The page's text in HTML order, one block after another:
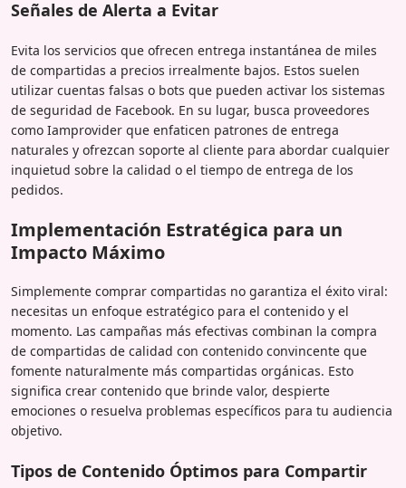
Señales de Alerta a Evitar
Evita los servicios que ofrecen entrega instantánea de miles
de compartidas a precios irrealmente bajos. Estos suelen
utilizar cuentas falsas o bots que pueden activar los sistemas
de seguridad de Facebook. En su lugar, busca proveedores
como Iamprovider que enfaticen patrones de entrega
naturales y ofrezcan soporte al cliente para abordar cualquier
inquietud sobre la calidad o el tiempo de entrega de los
pedidos.
Implementación Estratégica para un
Impacto Máximo
Simplemente comprar compartidas no garantiza el éxito viral:
necesitas un enfoque estratégico para el contenido y el
momento. Las campañas más efectivas combinan la compra
de compartidas de calidad con contenido convincente que
fomente naturalmente más compartidas orgánicas. Esto
significa crear contenido que brinde valor, despierte
emociones o resuelva problemas específicos para tu audiencia
objetivo.
Tipos de Contenido Óptimos para Compartir